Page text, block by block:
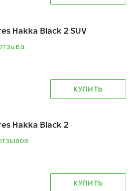
Hakka Black 2 SUV
КУПИТЬ
Hakka Black 2
КУПИТЬ